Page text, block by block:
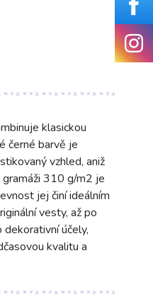
klasickou
černé barvě je
vzhled, aniž
310 g/m2 je
jej činí ideálním
vesty, až po
účely,
kvalitu a